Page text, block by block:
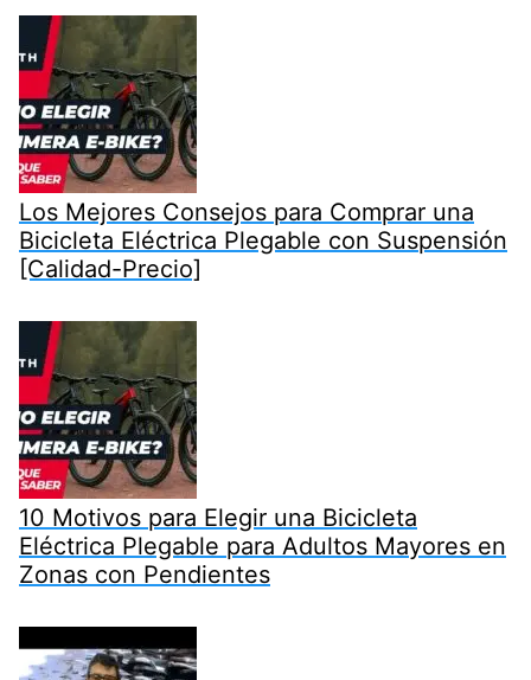
Los Mejores Consejos para Comprar una
Bicicleta Eléctrica Plegable con Suspensión
[Calidad-Precio]
10 Motivos para Elegir una Bicicleta
Eléctrica Plegable para Adultos Mayores en
Zonas con Pendientes